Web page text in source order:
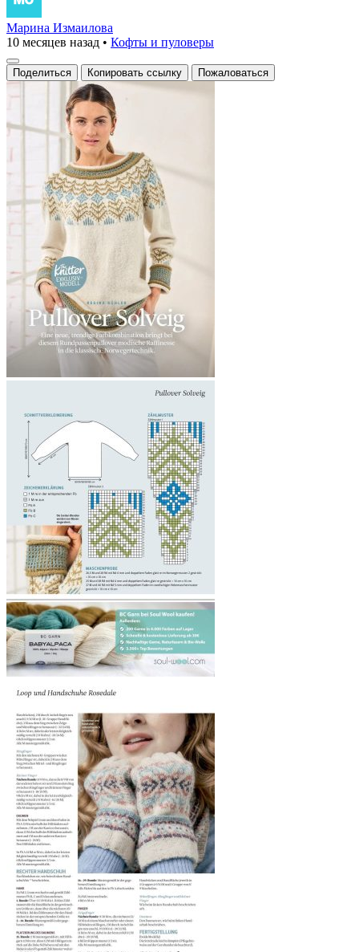
Классический
норвежский
пуловер
с
уникальным
жаккардовым
узором
и
контрастными
вставками.
Марина Измаилова
10 месяцев назад • Кофты и пуловеры
Поделиться Копировать ссылку Пожаловаться